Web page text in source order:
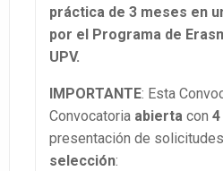
práctica de 3 meses en
por el Programa de
UPV.
IMPORTANTE: Esta
Convocatoria abierta con
presentación de
selección: